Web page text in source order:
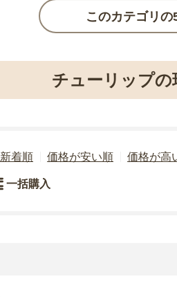
このカテゴリ
チューリップの
新着順 価格が安い順 価格が高
一括購入